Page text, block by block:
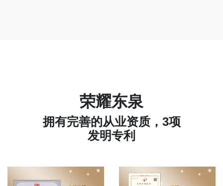
荣耀东泉
拥有完善的从业资质，3项
发明专利